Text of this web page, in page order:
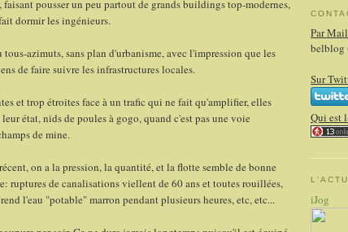
pousser un peu partout de grands buildings top-modernes,
dormir les ingénieurs.
azimuts, sans plan d'urbanisme, avec l'impression que les
de faire suivre les infrastructures locales.
et trop étroites face à un trafic qui ne fait qu'amplifier, elles
état, nids de poules à gogo, quand c'est pas une voie
de mine.
on a la pression, la quantité, et la flotte semble de bonne
ruptures de canalisations viellent de 60 ans et toutes rouillées,
l'eau "potable" marron pendant plusieurs heures, etc, etc...
Par
belblog
Sur
Qui est
iJog